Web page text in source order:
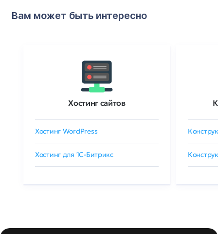
Вам может быть интересно
Хостинг сайтов
Хостинг WordPress
Хостинг для 1C-Битрикс